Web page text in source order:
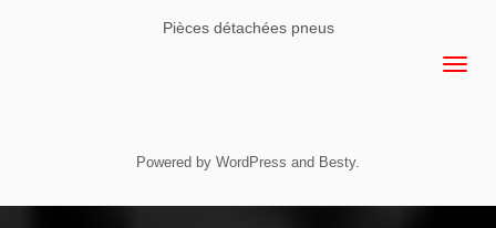
Pièces détachées pneus
Powered by WordPress and Besty.